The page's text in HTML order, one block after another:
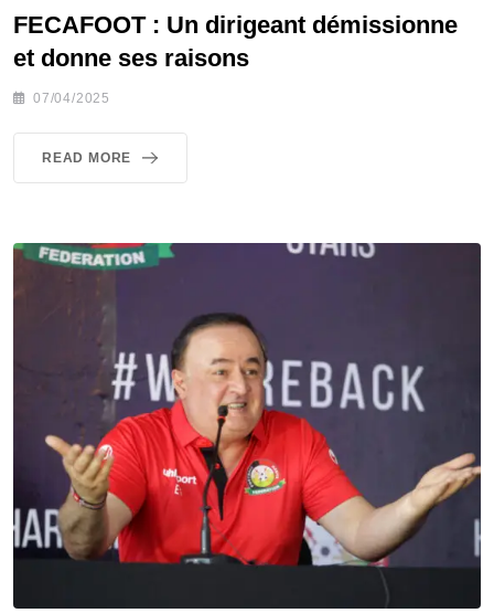
FECAFOOT : Un dirigeant démissionne
et donne ses raisons
07/04/2025
READ MORE